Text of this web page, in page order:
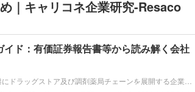
｜キャリコネ企業研究-Resaco
ド：有価証券報告書等から読み解く会社
ドラッグストア及び調剤薬局チェーンを展開する企業で
調剤併設店の拡大を推進しています。直近の業績は売上